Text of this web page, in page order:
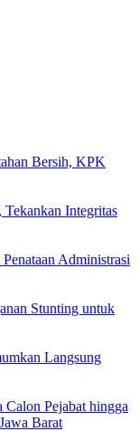
Bersih, KPK
Integritas
Administrasi
Stunting untuk
Langsung
Pejabat hingga
Barat